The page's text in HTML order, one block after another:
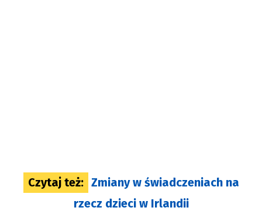
Czytaj też: Zmiany w świadczeniach na
rzecz dzieci w Irlandii